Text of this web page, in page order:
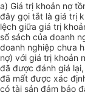
a) Giá trị khoản nợ
đây gọi tắt là giá trị
lệch giữa giá trị
sổ sách của doanh
doanh nghiệp chưa
nợ) với giá trị khoản
đã được đánh giá
đã mất được xác
có tài sản đảm bảo